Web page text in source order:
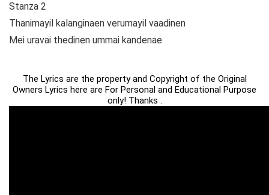
Stanza 2
Thanimayil kalanginaen verumayil vaadinen
Mei uravai thedinen ummai kandenae
The Lyrics are the property and Copyright of the Original
Owners Lyrics here are For Personal and Educational Purpose
only! Thanks .